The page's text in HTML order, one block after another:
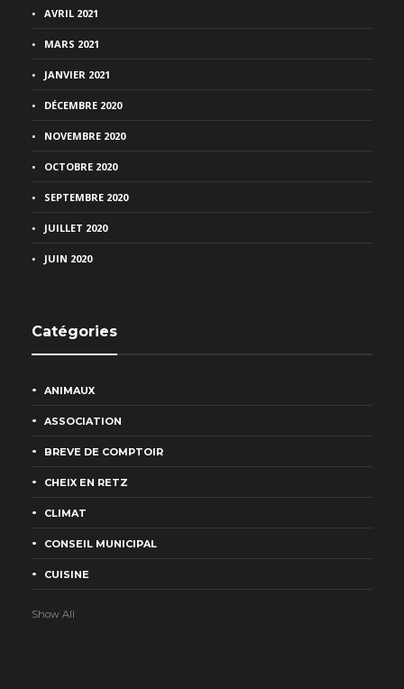
AVRIL 2021
MARS 2021
JANVIER 2021
DÉCEMBRE 2020
NOVEMBRE 2020
OCTOBRE 2020
SEPTEMBRE 2020
JUILLET 2020
JUIN 2020
Catégories
ANIMAUX
ASSOCIATION
BREVE DE COMPTOIR
CHEIX EN RETZ
CLIMAT
CONSEIL MUNICIPAL
CUISINE
Show All